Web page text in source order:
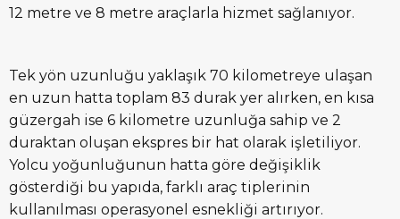
12 metre ve 8 metre araçlarla hizmet sağlanıyor.
Tek yön uzunluğu yaklaşık 70 kilometreye ulaşan
en uzun hatta toplam 83 durak yer alırken, en kısa
güzergah ise 6 kilometre uzunluğa sahip ve 2
duraktan oluşan ekspres bir hat olarak işletiliyor.
Yolcu yoğunluğunun hatta göre değişiklik
gösterdiği bu yapıda, farklı araç tiplerinin
kullanılması operasyonel esnekliği artırıyor.